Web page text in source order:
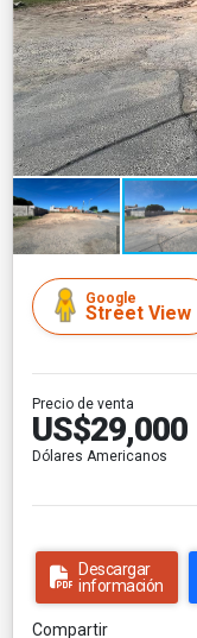
Google
Street View
Precio de venta
US$29,000
Dólares Americanos
Descargar
información
Compartir